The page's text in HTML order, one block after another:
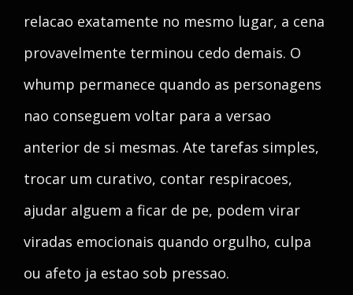
relacao exatamente no mesmo lugar, a cena
provavelmente terminou cedo demais. O
whump permanece quando as personagens
nao conseguem voltar para a versao
anterior de si mesmas. Ate tarefas simples,
trocar um curativo, contar respiracoes,
ajudar alguem a ficar de pe, podem virar
viradas emocionais quando orgulho, culpa
ou afeto ja estao sob pressao.